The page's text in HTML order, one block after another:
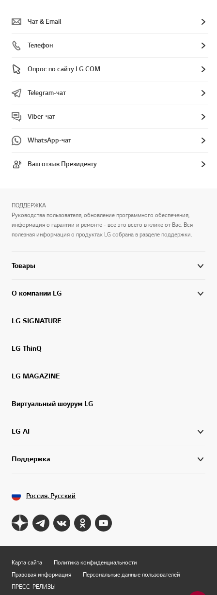
Чат & Email
Телефон
Опрос по сайту LG.COM
Telegram-чат
Viber-чат
WhatsApp-чат
Ваш отзыв Президенту
ПОДДЕРЖКА
Руководства пользователя, обновление программного обеспечения,
информация о гарантии и ремонте - все это всего в клике от Вас. Вся
полезная информация о продуктах LG собрана в разделе поддержки.
Товары
О компании LG
LG SIGNATURE
LG ThinQ
LG MAGAZINE
Виртуальный шоурум LG
LG AI
Поддержка
Россия, Русский
Карта сайта
Политика конфиденциальности
Правовая информация
Персональные данные пользователей
ПРЕСС-РЕЛИЗЫ